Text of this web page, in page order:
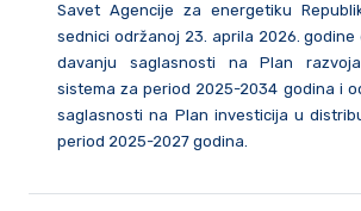
Savet Agencije za energetiku
sednici održanoj 23. aprila 2026. godine
davanju saglasnosti na Plan
sistema za period 2025-2034 godina i
saglasnosti na Plan investicija u
period 2025-2027 godina.